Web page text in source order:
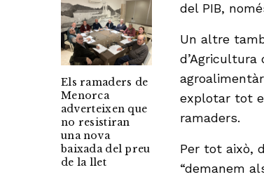
Els ramaders de
Menorca
adverteixen que
no resistiran
una nova
baixada del preu
de la llet
del PIB,
Un altre
explotar tot
ramaders.
Per tot això,
“demanem